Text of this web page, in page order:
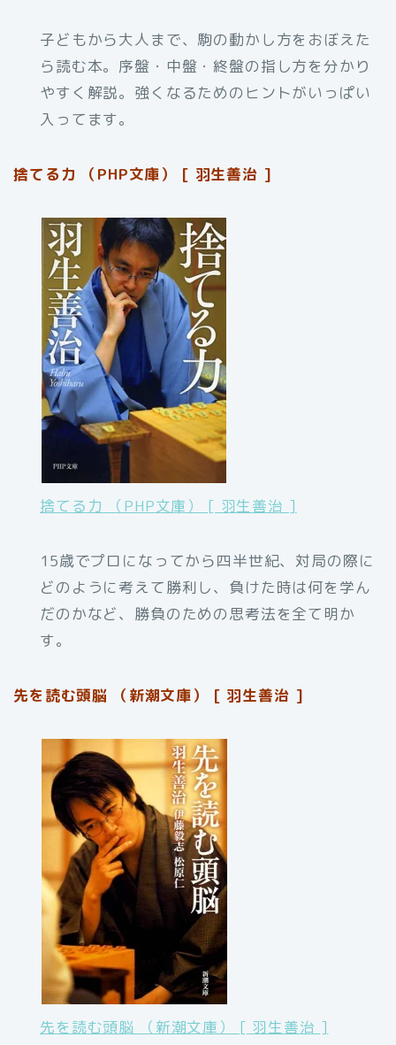
子どもから大人まで、駒の動かし方をおぼえた
ら読む本。序盤・中盤・終盤の指し方を分かり
やすく解説。強くなるためのヒントがいっぱい
入ってます。
捨てる力 （PHP文庫） [ 羽生善治 ]
捨てる力 （PHP文庫） [ 羽生善治 ]
15歳でプロになってから四半世紀、対局の際に
どのように考えて勝利し、負けた時は何を学ん
だのかなど、勝負のための思考法を全て明か
す。
先を読む頭脳 （新潮文庫） [ 羽生善治 ]
先を読む頭脳 （新潮文庫） [ 羽生善治 ]